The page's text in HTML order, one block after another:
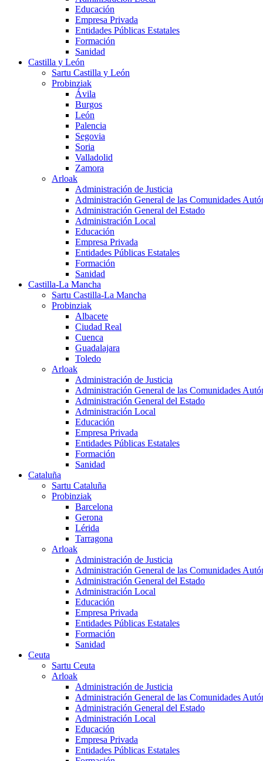
Educación
Empresa Privada
Entidades Públicas Estatales
Formación
Sanidad
Castilla y León
Sartu Castilla y León
Probinziak
Ávila
Burgos
León
Palencia
Segovia
Soria
Valladolid
Zamora
Arloak
Administración de Justicia
Administración General de las Comunidades
Administración General del Estado
Administración Local
Educación
Empresa Privada
Entidades Públicas Estatales
Formación
Sanidad
Castilla-La Mancha
Sartu Castilla-La Mancha
Probinziak
Albacete
Ciudad Real
Cuenca
Guadalajara
Toledo
Arloak
Administración de Justicia
Administración General de las Comunidades
Administración General del Estado
Administración Local
Educación
Empresa Privada
Entidades Públicas Estatales
Formación
Sanidad
Cataluña
Sartu Cataluña
Probinziak
Barcelona
Gerona
Lérida
Tarragona
Arloak
Administración de Justicia
Administración General de las Comunidades
Administración General del Estado
Administración Local
Educación
Empresa Privada
Entidades Públicas Estatales
Formación
Sanidad
Ceuta
Sartu Ceuta
Arloak
Administración de Justicia
Administración General de las Comunidades
Administración General del Estado
Administración Local
Educación
Empresa Privada
Entidades Públicas Estatales